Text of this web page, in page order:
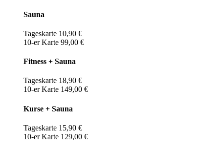
Sauna
Tageskarte 10,90 €
10-er Karte 99,00 €
Fitness + Sauna
Tageskarte 18,90 €
10-er Karte 149,00 €
Kurse + Sauna
Tageskarte 15,90 €
10-er Karte 129,00 €